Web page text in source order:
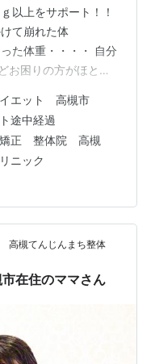
以上をサポート！！
て崩れた体
た体重・・・・ 自分
お困りの方がほとん
院でダイエットを成
お声
定ページ
エット 高槻市
途中経過
矯正 整体院 高槻
ニック
高槻てんじんまち整体
在住のママさん